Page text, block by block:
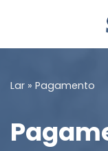
Lar » Pagamento